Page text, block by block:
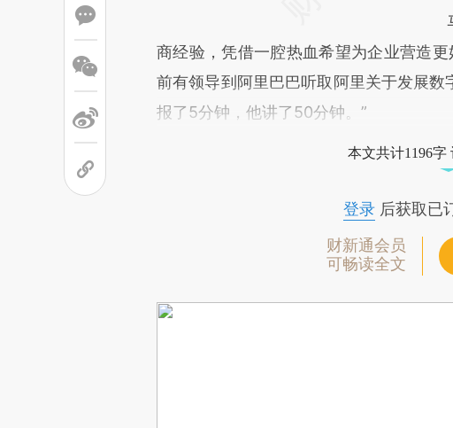
马
商经验，凭借一腔热血希望为企业营造
前有领导到阿里巴巴听取阿里关于发展
报了5分钟，他讲了50分钟。”
本文共计1196字
登录后获取已
财新通会员
可畅读全文